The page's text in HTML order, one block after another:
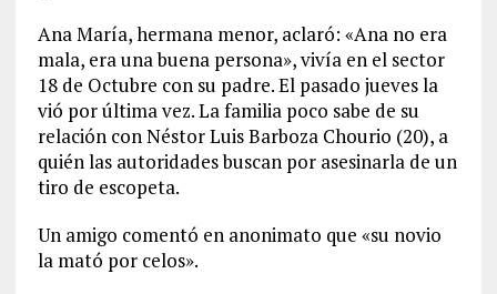
Ana María, hermana menor, aclaró: «Ana no era
mala, era una buena persona», vivía en el sector
18 de Octubre con su padre. El pasado jueves la
vió por última vez. La familia poco sabe de su
relación con Néstor Luis Barboza Chourio (20), a
quién las autoridades buscan por asesinarla de un
tiro de escopeta.
Un amigo comentó en anonimato que «su novio
la mató por celos».